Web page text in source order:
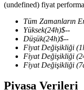
COIN-M Vadeli
Kripto Para Vadeli
(undefined) fiyat
Tüm Zamanların
Yüksek(24h)$--
Düşük(24h)$--
Fiyat Değişikliği
Fiyat Değişikliği
Fiyat Değişikliği
Piyasa Verileri